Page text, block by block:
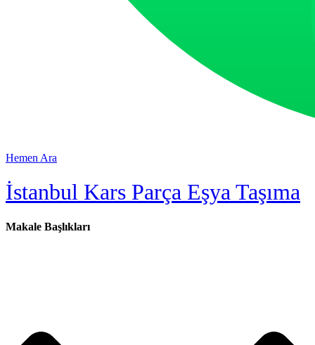
Hemen Ara
İstanbul Kars Parça Eşya Taşıma
Makale Başlıkları